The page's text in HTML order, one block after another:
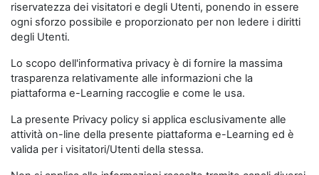
riservatezza dei visitatori e degli Utenti, ponendo in essere
ogni sforzo possibile e proporzionato per non ledere i diritti
degli Utenti.
Lo scopo dell'informativa privacy è di fornire la massima
trasparenza relativamente alle informazioni che la
piattaforma e-Learning raccoglie e come le usa.
La presente Privacy policy si applica esclusivamente alle
attività on-line della presente piattaforma e-Learning ed è
valida per i visitatori/Utenti della stessa.